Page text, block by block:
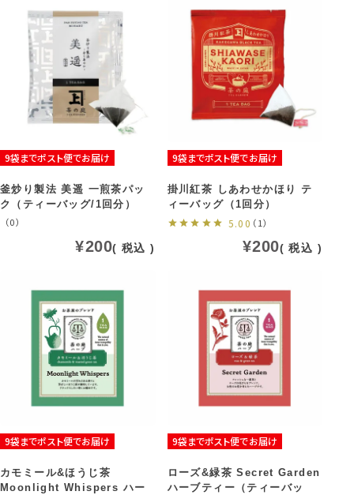
9袋までポスト便でお届け
釜炒り製法 美遥 一煎茶パッ
ク（ティーバッグ/1回分）
（0）
¥200 税込
9袋までポスト便でお届け
掛川紅茶 しあわせかほり テ
ィーバッグ（1回分）
5.00 （1）
¥200 税込
9袋までポスト便でお届け
カモミール&ほうじ茶
Moonlight Whispers ハー
9袋までポスト便でお届け
ローズ&緑茶 Secret Garden
ハーブティー（ティーバッ